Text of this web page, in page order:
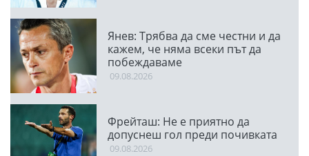
Янев: Трябва да сме честни и да
кажем, че няма всеки път да
побеждаваме
09.08.2026
Фрейташ: Не е приятно да
допуснеш гол преди почивката
09.08.2026